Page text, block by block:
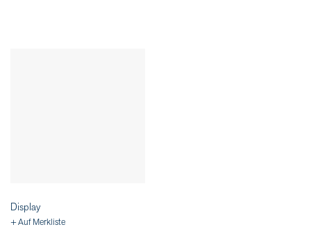
Display
+ Auf Merkliste